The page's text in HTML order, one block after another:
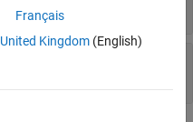
Français
United Kingdom(English)